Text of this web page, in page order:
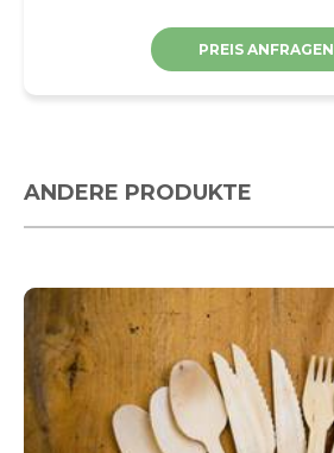
PREIS ANFRAGEN
ANDERE PRODUKTE